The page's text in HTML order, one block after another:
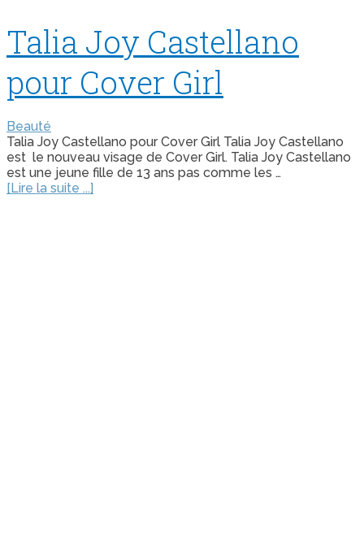
Talia Joy Castellano
pour Cover Girl
Beauté
Talia Joy Castellano pour Cover Girl Talia Joy Castellano
est le nouveau visage de Cover Girl. Talia Joy Castellano
est une jeune fille de 13 ans pas comme les …
[Lire la suite ...]